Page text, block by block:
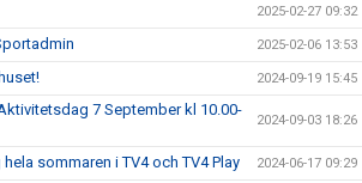
2025-02-27 09:32
2025-02-06 13:53
2024-09-19 15:45
7 September kl 10.00-
2024-09-03 18:26
sommaren i TV4 och TV4 Play 2024-06-17 09:29